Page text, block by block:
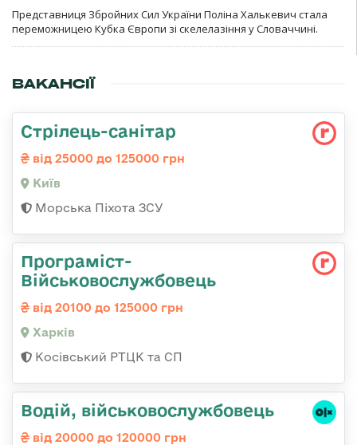
Представниця Збройних Сил України Поліна Халькевич стала
переможницею Кубка Європи зі скелелазіння у Словаччині.
ВАКАНСІЇ
Стрілець-санітар
від 25000 до 125000 грн
Київ
Морська Піхота ЗСУ
Програміст-
Військовослужбовець
від 20100 до 125000 грн
Харків
Косівський РТЦК та СП
Водій, військовослужбовець
від 20000 до 120000 грн